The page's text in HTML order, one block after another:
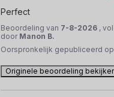
Perfect
Beoordeling van 7-8-2026 ,
door Manon B.
Oorspronkelijk gepubliceerd
Originele beoordeling